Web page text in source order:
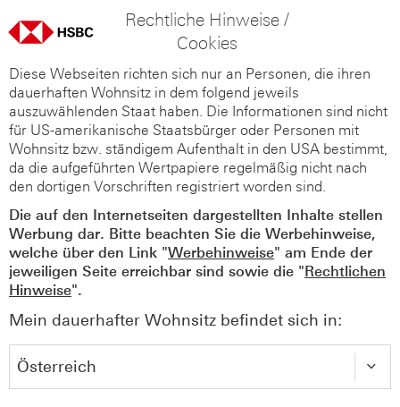
Rechtliche Hinweise /
Cookies
Diese Webseiten richten sich nur an Personen, die ihren
dauerhaften Wohnsitz in dem folgend jeweils
auszuwählenden Staat haben. Die Informationen sind nicht
für US-amerikanische Staatsbürger oder Personen mit
Wohnsitz bzw. ständigem Aufenthalt in den USA bestimmt,
da die aufgeführten Wertpapiere regelmäßig nicht nach
den dortigen Vorschriften registriert worden sind.
Die auf den Internetseiten dargestellten Inhalte stellen
Werbung dar. Bitte beachten Sie die Werbehinweise,
welche über den Link "Werbehinweise" am Ende der
jeweiligen Seite erreichbar sind sowie die "Rechtlichen
Hinweise".
Mein dauerhafter Wohnsitz befindet sich in: